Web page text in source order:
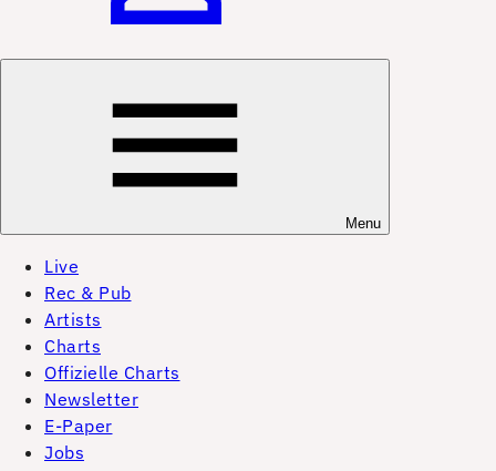
Menu
Live
Rec & Pub
Artists
Charts
Offizielle Charts
Newsletter
E-Paper
Jobs